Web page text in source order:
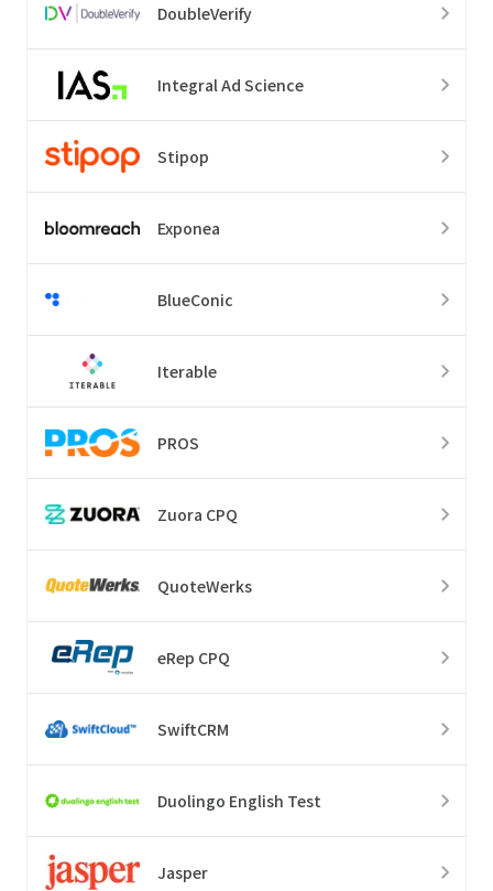
DoubleVerify
Integral Ad Science
Stipop
Exponea
BlueConic
Iterable
PROS
Zuora CPQ
QuoteWerks
eRep CPQ
SwiftCRM
Duolingo English Test
Jasper